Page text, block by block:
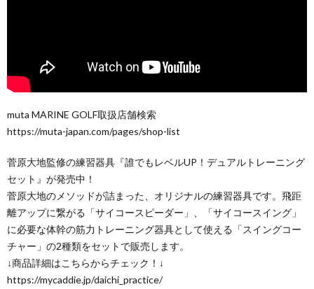
muta MARINE GOLF取扱店舗検索
https://muta-japan.com/pages/shop-list
菅原大地監修の練習器具『誰でもレベルUP！デュアルトレーニング
セット』が発売中！
菅原大地のメソッドが詰まった、オリジナルの練習器具です。飛距
離アップに繋がる「サイコースピーダー」、「サイコースイング」
に必要な体幹の筋力トレーニング器具として使える「スイングコー
チャー」の2種類をセットで販売します。
↓商品詳細はこちらからチェック！↓
https://mycaddie.jp/daichi_practice/